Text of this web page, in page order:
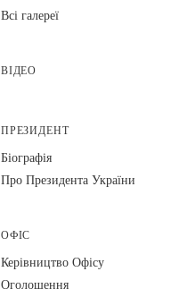
Всі галереї
ВІДЕО
ПРЕЗИДЕНТ
Біографія
Про Президента України
ОФІС
Керівництво Офісу
Оголошення